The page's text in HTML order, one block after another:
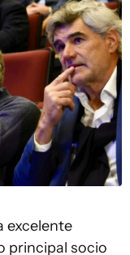
excelente
principal socio